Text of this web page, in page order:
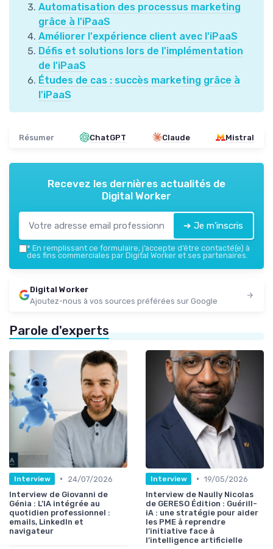
Automatisation des processus marketing
grâce à l'iPaaS
Améliorer l'expérience client avec l'iPaaS
Défis et solutions lors de l'implémentation
de l'iPaaS
Études de cas : succès marketing grâce à
l'iPaaS
Résumer ChatGPT Claude Mistral
Recevez les dernières actualités de
Digital Worker
➔ Je m'inscris
* En remplissant ce formulaire, j’accepte d’être contacté(e) à
des fins commerciales par Digital Worker et ses partenaires.
Digital Worker
Ajoutez-nous à vos sources préférées sur Google
Parole d'experts
Interview •
24/07/2026
Interview de Giovanni de
Génia : L’IA intégrée au
quotidien professionnel :
emails, LinkedIn et
navigateur
Interview • 19/05/2026
Interview de Naully Nicolas
de GERESO Édition : Guérill-
iA : une stratégie pour aider
les PME à reprendre
l’initiative face à
l’intelligence artificielle